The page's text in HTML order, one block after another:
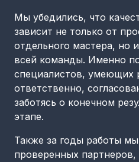
Мы убедились, что
зависит не только от
отдельного мастера, но
всей команды. Именно
специалистов, умеющих
ответственно,
заботясь о конечном
этапе.
Также за годы работы
проверенных партнеров,